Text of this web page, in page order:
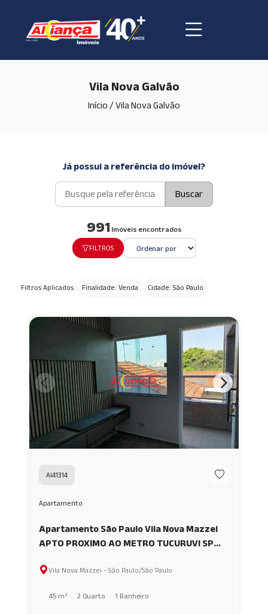
Vila Nova Galvão
Início /Vila Nova Galvão
Já possui a referência do imóvel?
Buscar
991 Imóveis encontrados
FILTROS
Filtros Aplicados : Finalidade: Venda Cidade: São Paulo
AI41314
Apartamento
Apartamento São Paulo Vila Nova Mazzei
APTO PROXIMO AO METRO TUCURUVI SP
Vila Nova Mazzei - São Paulo/São Paulo
45 m² 2 Quarto 1 Banheiro